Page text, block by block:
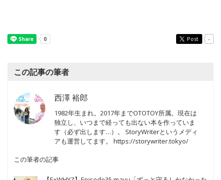
Post -
この記事の筆者
西澤 裕郎
1982年生まれ。2017年までOTOTOY所属。現在は
独立し、いつまで経っても出ない本を作っていま
す（必ず出します…）。 StoryWriterというメディ
アも運営してます。 https://storywriter.tokyo/
この筆者の記事